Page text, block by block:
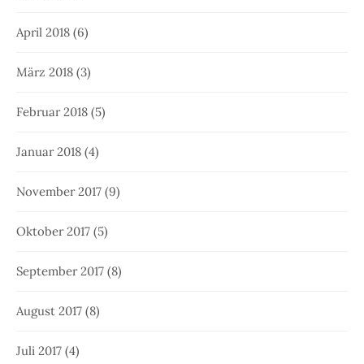
April 2018 (6)
März 2018 (3)
Februar 2018 (5)
Januar 2018 (4)
November 2017 (9)
Oktober 2017 (5)
September 2017 (8)
August 2017 (8)
Juli 2017 (4)